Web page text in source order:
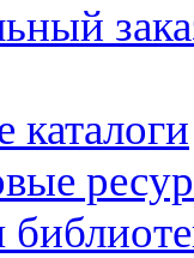
каталоги